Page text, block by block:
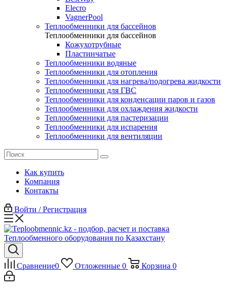
Elecro
VagnerPool
Теплообменники для бассейнов
Теплообменники для бассейнов
Кожухотрубные
Пластинчатые
Теплообменники водяные
Теплообменники для отопления
Теплообменники для нагрева/подогрева жидкости
Теплообменники для ГВС
Теплообменники для конденсации паров и газов
Теплообменники для охлаждения жидкости
Теплообменники для пастеризации
Теплообменники для испарения
Теплообменники для вентиляции
Как купить
Компания
Контакты
Войти / Регистрация
Сравнение0 Отложенные 0 Корзина 0